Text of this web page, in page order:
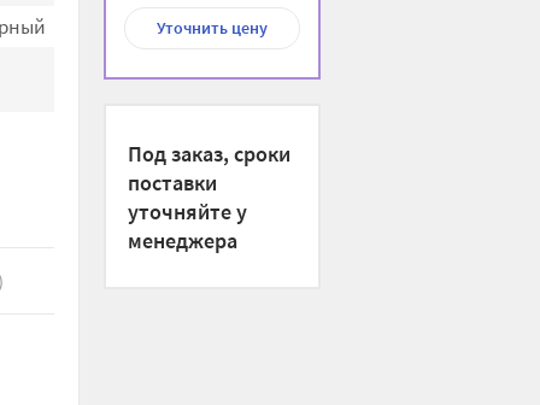
Уточнить цену
Под заказ, сроки
поставки
уточняйте у
менеджера